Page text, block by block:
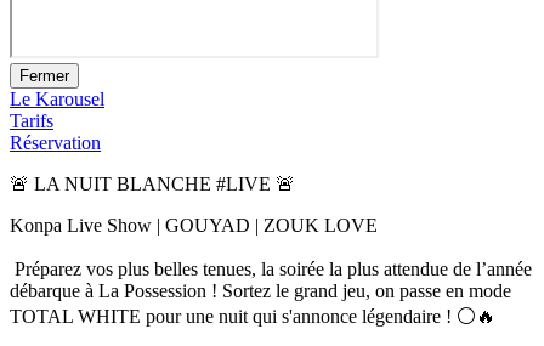
Fermer
Le Karousel
Tarifs
Réservation
🚨 LA NUIT BLANCHE #LIVE 🚨
Konpa Live Show | GOUYAD | ZOUK LOVE
Préparez vos plus belles tenues, la soirée la plus attendue de l’année
débarque à La Possession ! Sortez le grand jeu, on passe en mode
TOTAL WHITE pour une nuit qui s'annonce légendaire ! ⚪️🔥